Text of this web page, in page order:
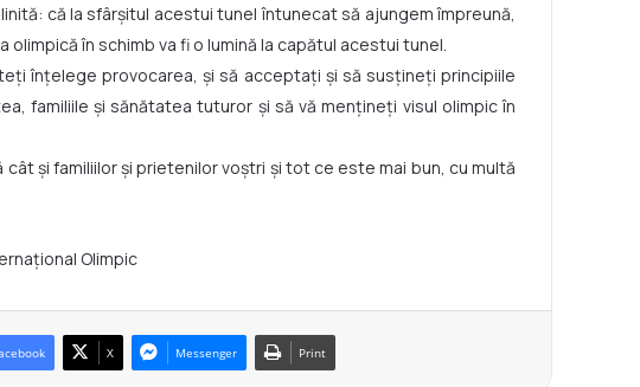
că la sfârșitul acestui tunel întunecat să ajungem împreună,
în schimb va fi o lumină la capătul acestui tunel.
înțelege provocarea, și să acceptați și să susțineți principiile
familiile și sănătatea tuturor și să vă mențineți visul olimpic în
și familiilor și prietenilor voștri și tot ce este mai bun, cu multă
Olimpic
X Messenger Print